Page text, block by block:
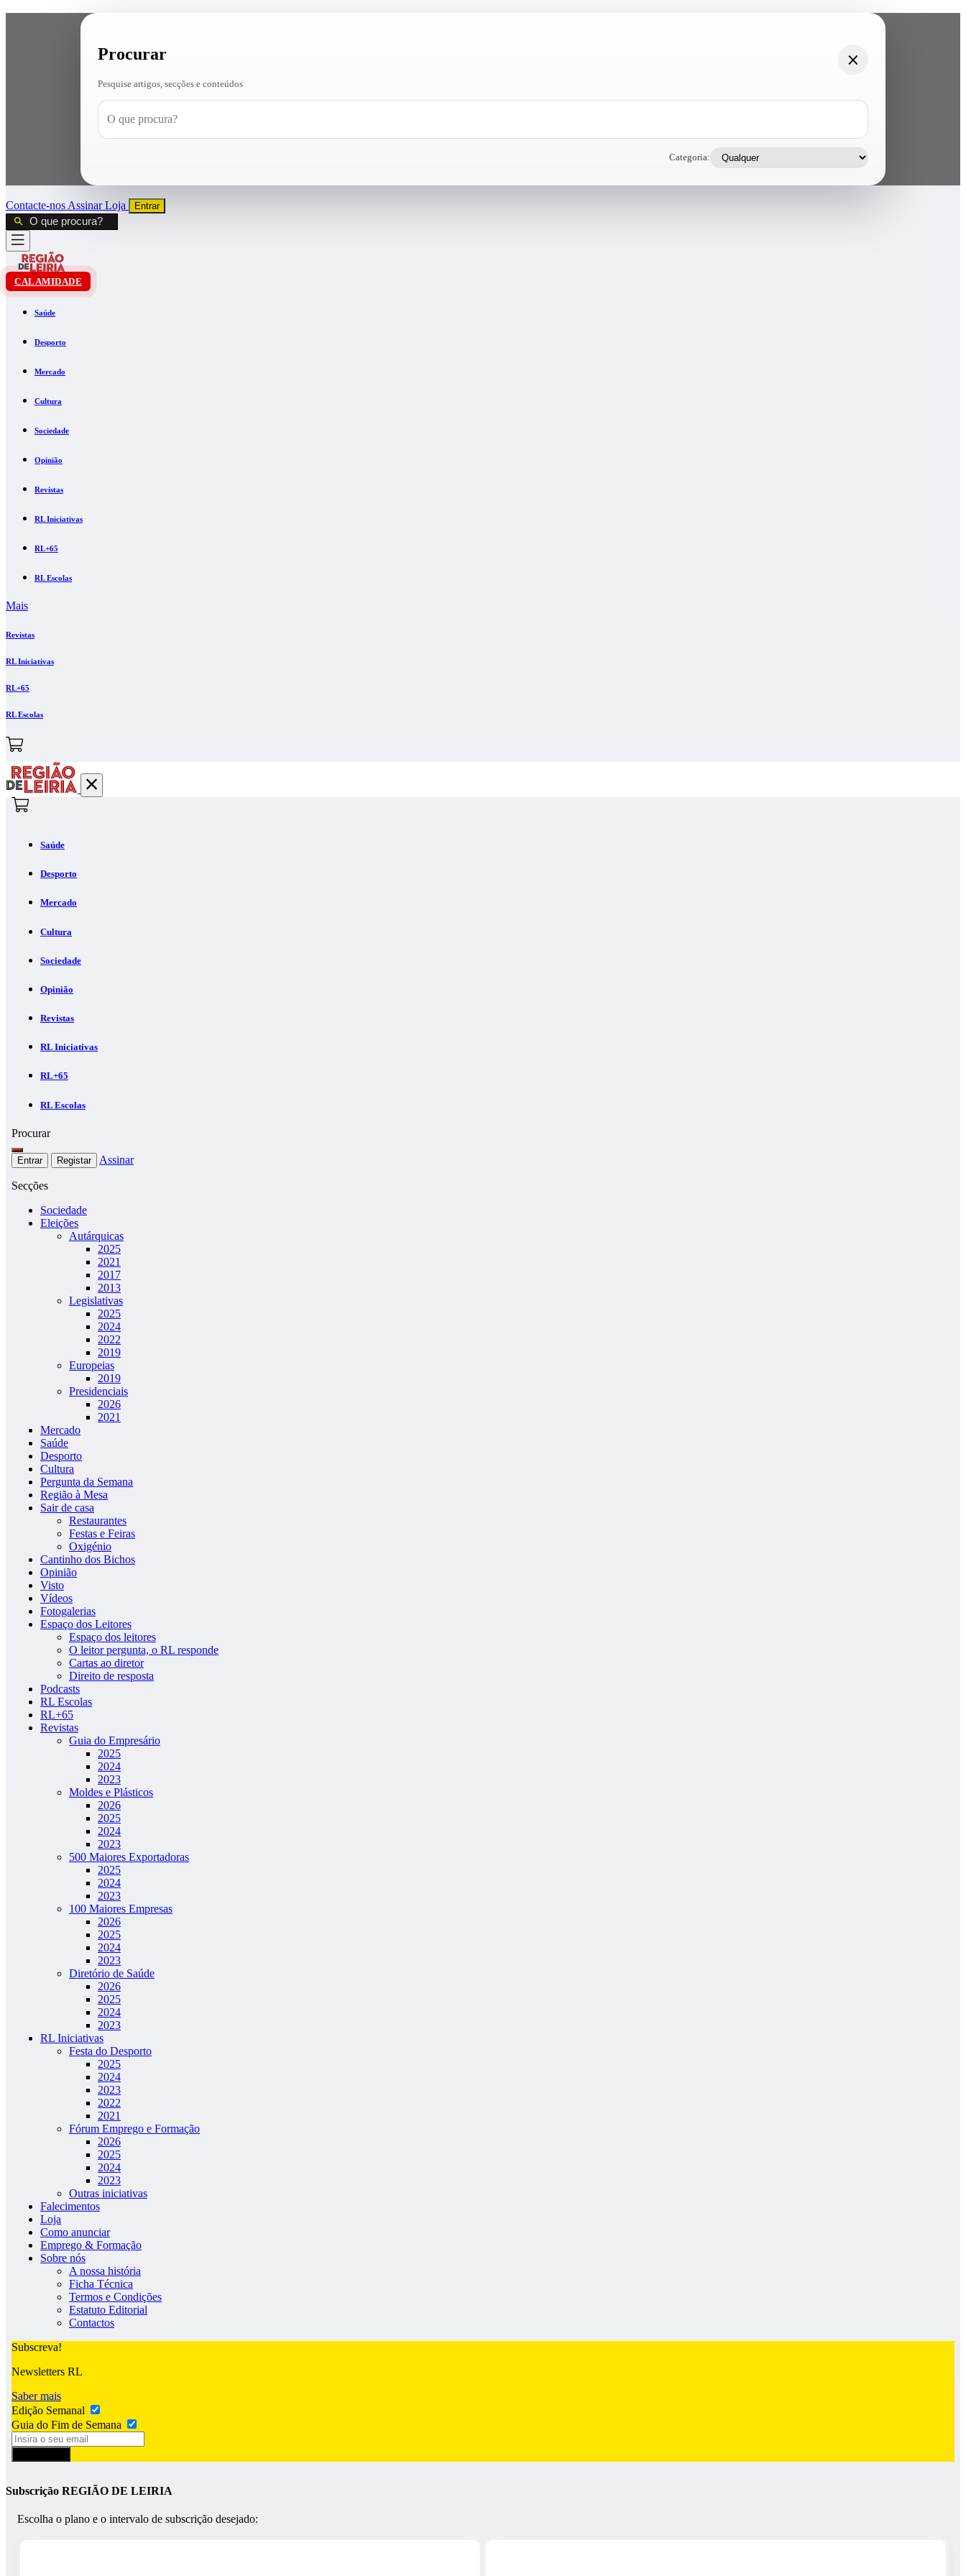
Procurar
Pesquise artigos, secções e conteúdos
Categoria:
Contacte-nos AssinarLoja Entrar
CALAMIDADE
Saúde
Desporto
Mercado
Cultura
Sociedade
Opinião
Revistas
RL Iniciativas
RL+65
RL Escolas
Mais
Revistas
RL Iniciativas
RL+65
RL Escolas
Saúde
Desporto
Mercado
Cultura
Sociedade
Opinião
Revistas
RL Iniciativas
RL+65
RL Escolas
Procurar
Entrar Registar Assinar
Secções
Sociedade
Eleições
Autárquicas
2025
2021
2017
2013
Legislativas
2025
2024
2022
2019
Europeias
2019
Presidenciais
2026
2021
Mercado
Saúde
Desporto
Cultura
Pergunta da Semana
Região à Mesa
Sair de casa
Restaurantes
Festas e Feiras
Oxigénio
Cantinho dos Bichos
Opinião
Visto
Vídeos
Fotogalerias
Espaço dos Leitores
Espaço dos leitores
O leitor pergunta, o RL responde
Cartas ao diretor
Direito de resposta
Podcasts
RL Escolas
RL+65
Revistas
Guia do Empresário
2025
2024
2023
Moldes e Plásticos
2026
2025
2024
2023
500 Maiores Exportadoras
2025
2024
2023
100 Maiores Empresas
2026
2025
2024
2023
Diretório de Saúde
2026
2025
2024
2023
RL Iniciativas
Festa do Desporto
2025
2024
2023
2022
2021
Fórum Emprego e Formação
2026
2025
2024
2023
Outras iniciativas
Falecimentos
Loja
Como anunciar
Emprego & Formação
Sobre nós
A nossa história
Ficha Técnica
Termos e Condições
Estatuto Editorial
Contactos
Subscreva!
Newsletters RL
Saber mais
Edição Semanal
Guia do Fim de Semana
Subscrição REGIÃO DE LEIRIA
Escolha o plano e o intervalo de subscrição desejado: